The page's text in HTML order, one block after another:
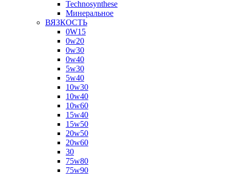
Technosynthese
Минеральное
ВЯЗКОСТЬ
0W15
0w20
0w30
0w40
5w30
5w40
10w30
10w40
10w60
15w40
15w50
20w50
20w60
30
75w80
75w90